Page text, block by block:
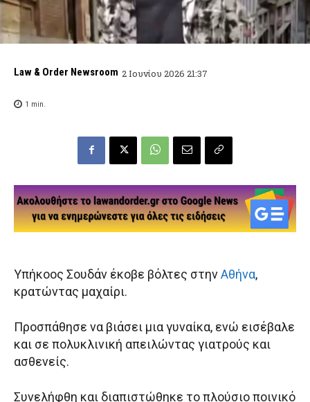
Law & Order Newsroom 2 Ιουνίου 2026 21:37
1 min.
Υπήκοος Σουδάν έκοβε βόλτες στηνΑθήνα,
κρατώντας μαχαίρι.
Προσπάθησε να βιάσει μια γυναίκα, ενώ εισέβαλε
και σε πολυκλινική απειλώντας γιατρούς και
ασθενείς.
Συνελήφθη και διαπιστώθηκε το πλούσιο ποινικό